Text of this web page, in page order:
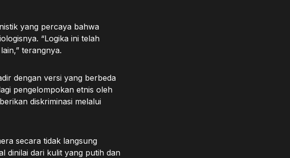
yang percaya bahwa
“Logika ini telah
terangnya.
dengan versi yang berbeda
pengelompokan etnis oleh
diskriminasi melalui
secara tidak langsung
dinilai dari kulit yang putih dan